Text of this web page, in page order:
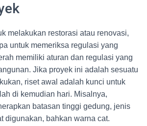
melakukan restorasi atau renovasi,
untuk memeriksa regulasi yang
memiliki aturan dan regulasi yang
Jika proyek ini adalah sesuatu
riset awal adalah kunci untuk
di kemudian hari. Misalnya,
batasan tinggi gedung, jenis
digunakan, bahkan warna cat.